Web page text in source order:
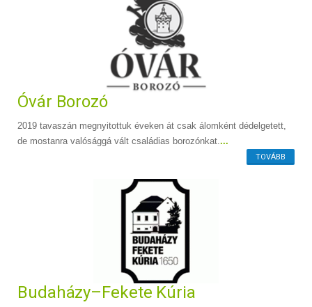
Óvár Borozó
2019 tavaszán megnyitottuk éveken át csak álomként dédelgetett,
de mostanra valósággá vált családias borozónkat. ...
TOVÁBB
Budaházy–Fekete Kúria